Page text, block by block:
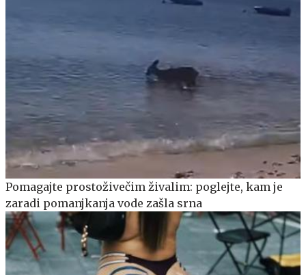
Pomagajte prostoživečim živalim: poglejte, kam je
zaradi pomanjkanja vode zašla srna